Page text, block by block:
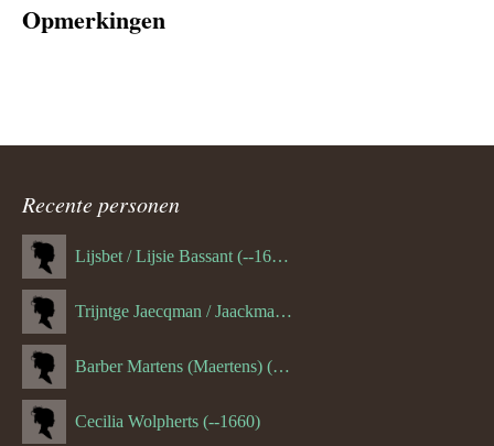
Opmerkingen
Recente personen
Lijsbet / Lijsie Bassant (--1687)
Trijntge Jaecqman / Jaackman (--1651)
Barber Martens (Maertens) (--1658)
Cecilia Wolpherts (--1660)